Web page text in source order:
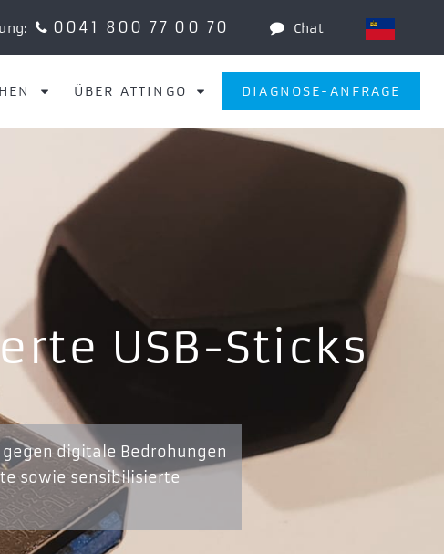
0041 800 77 00 70 Chat
ÜBER ATTINGO DIAGNOSE-ANFRAGE
USB-Sticks
digitale Bedrohungen
sowie sensibilisierte